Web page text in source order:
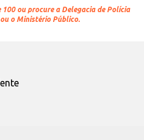
100 ou procure a Delegacia de Polícia
o Ministério Público.